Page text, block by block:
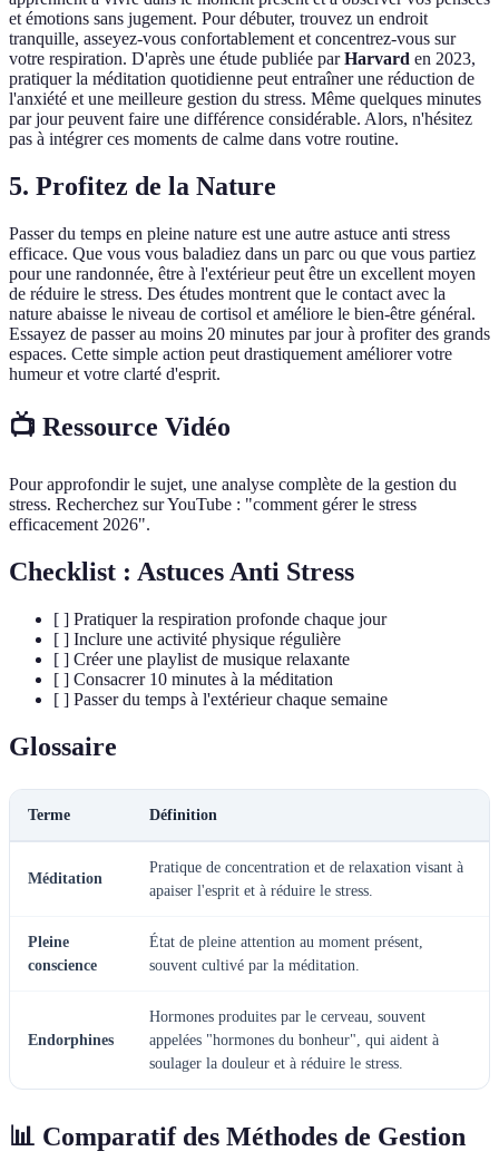
et émotions sans jugement. Pour débuter, trouvez un endroit
tranquille, asseyez-vous confortablement et concentrez-vous sur
votre respiration. D'après une étude publiée parHarvard en 2023,
pratiquer la méditation quotidienne peut entraîner une réduction de
l'anxiété et une meilleure gestion du stress. Même quelques minutes
par jour peuvent faire une différence considérable. Alors, n'hésitez
pas à intégrer ces moments de calme dans votre routine.
5. Profitez de la Nature
Passer du temps en pleine nature est une autre astuce anti stress
efficace. Que vous vous baladiez dans un parc ou que vous partiez
pour une randonnée, être à l'extérieur peut être un excellent moyen
de réduire le stress. Des études montrent que le contact avec la
nature abaisse le niveau de cortisol et améliore le bien-être général.
Essayez de passer au moins 20 minutes par jour à profiter des grands
espaces. Cette simple action peut drastiquement améliorer votre
humeur et votre clarté d'esprit.
📺 Ressource Vidéo
Pour approfondir le sujet, une analyse complète de la gestion du
stress. Recherchez sur YouTube : "comment gérer le stress
efficacement 2026".
Checklist : Astuces Anti Stress
[ ] Pratiquer la respiration profonde chaque jour
[ ] Inclure une activité physique régulière
[ ] Créer une playlist de musique relaxante
[ ] Consacrer 10 minutes à la méditation
[ ] Passer du temps à l'extérieur chaque semaine
Glossaire
Terme Définition
Méditation
Pratique de concentration et de relaxation visant à
apaiser l'esprit et à réduire le stress.
Pleine
conscience
État de pleine attention au moment présent,
souvent cultivé par la méditation.
Endorphines
Hormones produites par le cerveau, souvent
appelées "hormones du bonheur", qui aident à
soulager la douleur et à réduire le stress.
📊 Comparatif des Méthodes de Gestion